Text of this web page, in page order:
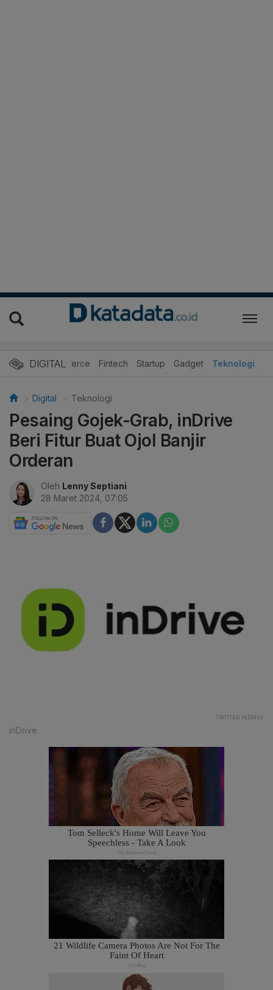
DIGITAL
E-Commerce Fintech Startup Gadget Teknologi
Digital Teknologi
Pesaing Gojek-Grab, inDrive
Beri Fitur Buat Ojol Banjir
Orderan
Oleh Lenny Septiani
28 Maret 2024, 07:05
TWITTER INDRIVE
inDrive